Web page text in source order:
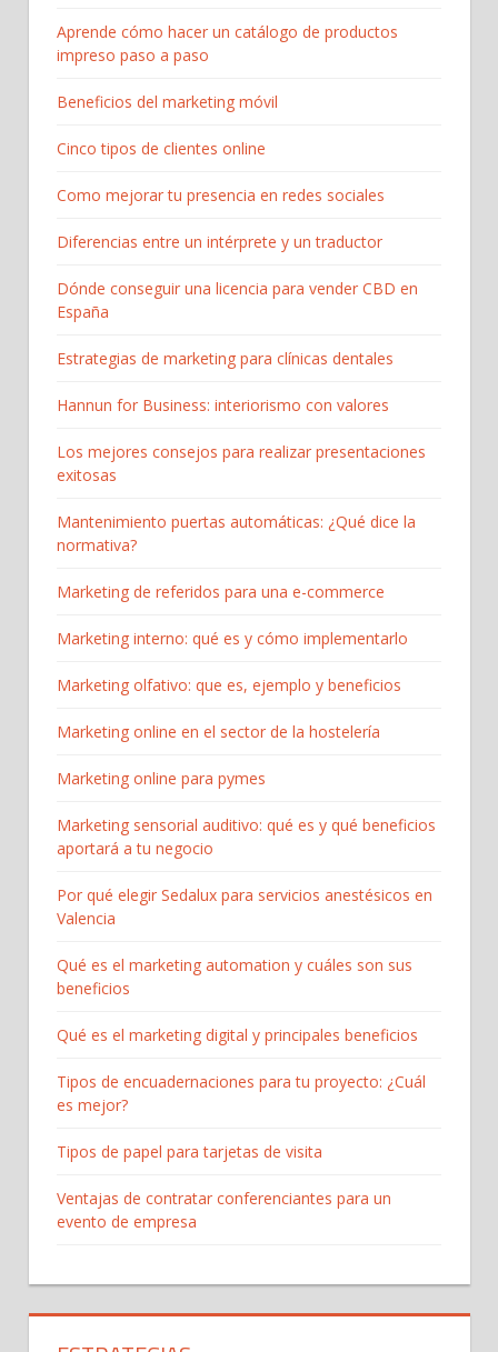
Aprende cómo hacer un catálogo de productos
impreso paso a paso
Beneficios del marketing móvil
Cinco tipos de clientes online
Como mejorar tu presencia en redes sociales
Diferencias entre un intérprete y un traductor
Dónde conseguir una licencia para vender CBD en
España
Estrategias de marketing para clínicas dentales
Hannun for Business: interiorismo con valores
Los mejores consejos para realizar presentaciones
exitosas
Mantenimiento puertas automáticas: ¿Qué dice la
normativa?
Marketing de referidos para una e-commerce
Marketing interno: qué es y cómo implementarlo
Marketing olfativo: que es, ejemplo y beneficios
Marketing online en el sector de la hostelería
Marketing online para pymes
Marketing sensorial auditivo: qué es y qué beneficios
aportará a tu negocio
Por qué elegir Sedalux para servicios anestésicos en
Valencia
Qué es el marketing automation y cuáles son sus
beneficios
Qué es el marketing digital y principales beneficios
Tipos de encuadernaciones para tu proyecto: ¿Cuál
es mejor?
Tipos de papel para tarjetas de visita
Ventajas de contratar conferenciantes para un
evento de empresa